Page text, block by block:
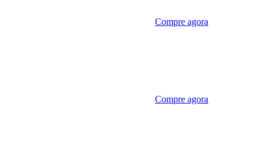
Compre agora
Compre agora